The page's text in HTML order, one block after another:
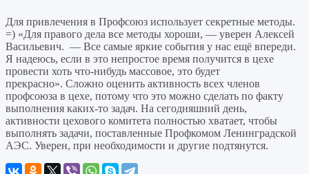
Для привлечения в Профсоюз использует секретные методы.
=) «Для правого дела все методы хороши, — уверен Алексей
Васильевич. — Все самые яркие события у нас ещё впереди.
Я надеюсь, если в это непростое время получится в цехе
провести хоть что-нибудь массовое, это будет
прекрасно». Сложно оценить активность всех членов
профсоюза в цехе, потому что это можно сделать по факту
выполнения каких-то задач. На сегодняшний день,
активности цехового комитета полностью хватает, чтобы
выполнять задачи, поставленные Профкомом Ленинградской
АЭС. Уверен, при необходимости и другие подтянутся.